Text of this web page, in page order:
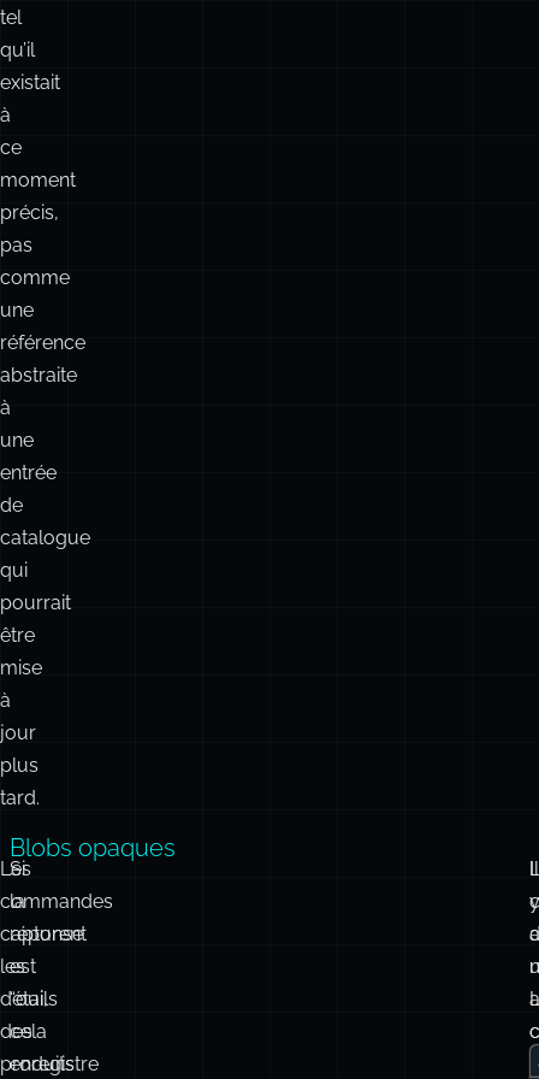
tel
qu’il
existait
à
ce
moment
précis,
pas
comme
une
référence
abstraite
à
une
entrée
de
catalogue
qui
pourrait
être
mise
à
jour
plus
tard.
Les
commandes
capturent
les
détails
des
produits
Si
la
réponse
est
“oui,
cela
enregistre
Blobs opaques
Il
y
a